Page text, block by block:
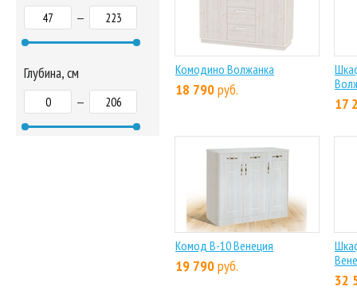
Комодино Волжанка
18 790руб.
17
Комод В-10 Венеция
19 790руб.
32
—
Глубина, см
—